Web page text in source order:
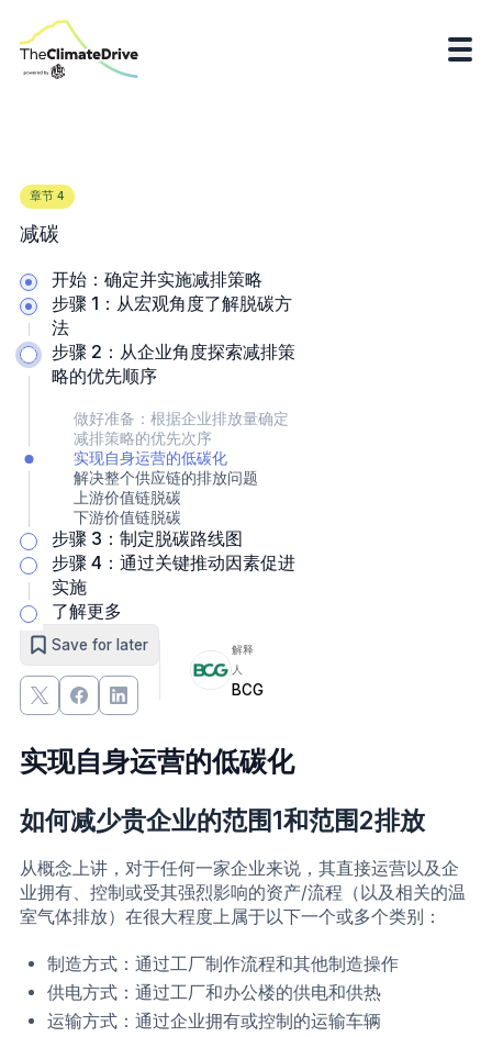
章节 4
减碳
开始：确定并实施减排策略
步骤 1：从宏观角度了解脱碳方
法
步骤 2：从企业角度探索减排策
略的优先顺序
做好准备：根据企业排放量确定
减排策略的优先次序
实现自身运营的低碳化
解决整个供应链的排放问题
上游价值链脱碳
下游价值链脱碳
步骤 3：制定脱碳路线图
步骤 4：通过关键推动因素促进
实施
了解更多
Save for later
解释
人
BCG
实现自身运营的低碳化
如何减少贵企业的范围1和范围2排放
从概念上讲，对于任何一家企业来说，其直接运营以及企
业拥有、控制或受其强烈影响的资产/流程（以及相关的温
室气体排放）在很大程度上属于以下一个或多个类别：
制造方式：通过工厂制作流程和其他制造操作
供电方式：通过工厂和办公楼的供电和供热
运输方式：通过企业拥有或控制的运输车辆